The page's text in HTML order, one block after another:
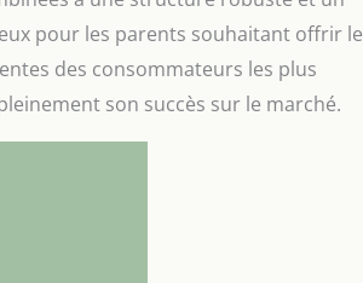
pour les parents souhaitant offrir le
des consommateurs les plus
son succès sur le marché.